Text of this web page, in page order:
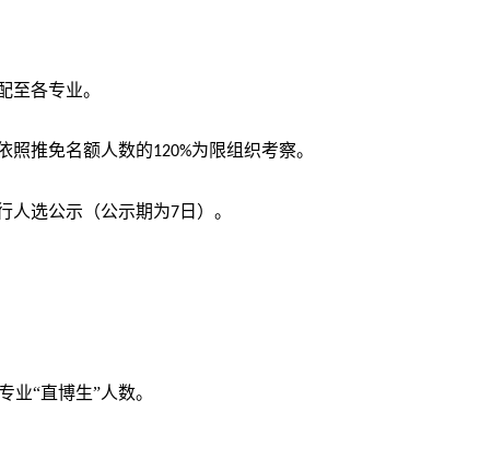
至各专业。
照推免名额人数的120%为限组织考察。
人选公示（公示期为7 日）。
业“直博生”人数。